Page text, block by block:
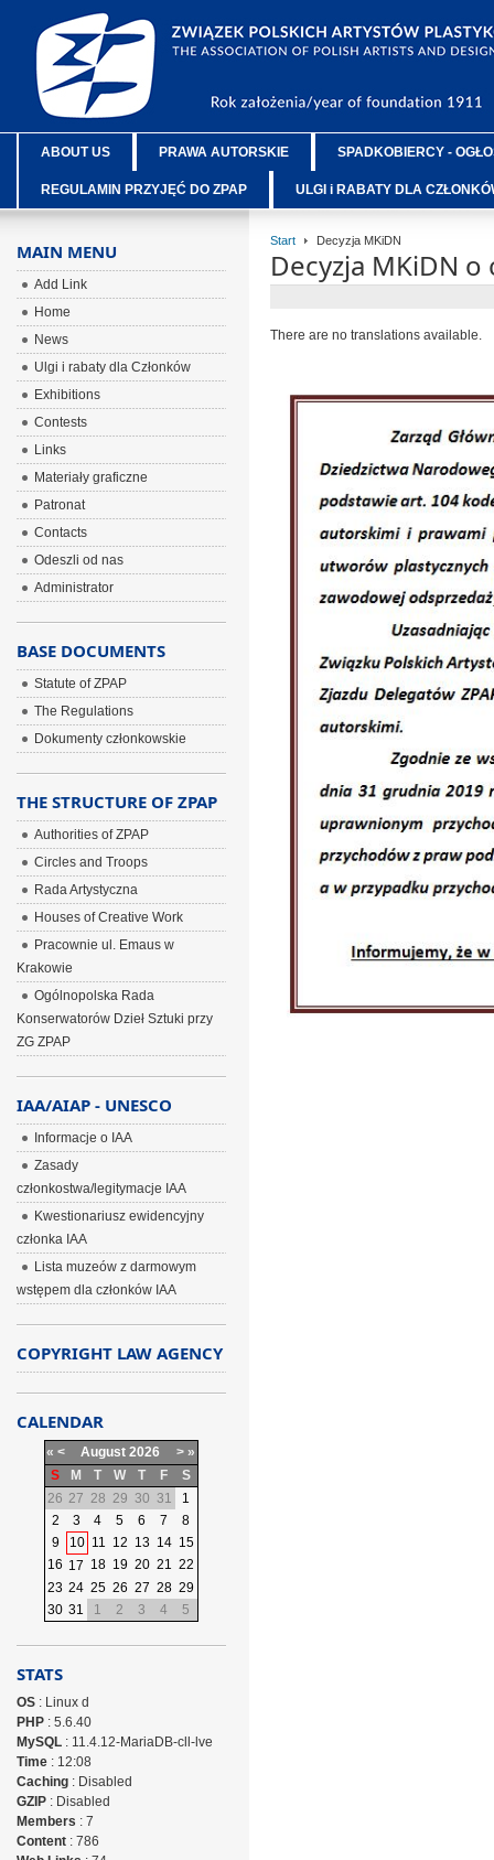
ABOUT US PRAWA AUTORSKIE SPADKOBIERCY -
REGULAMIN PRZYJĘĆ DO ZPAP ULGI i RABATY DLA
Start Decyzja MKiDN
Decyzja MKiDN
There are no translations available.
MAIN MENU
Add Link
Home
News
Ulgi i rabaty dla Członków
Exhibitions
Contests
Links
Materiały graficzne
Patronat
Contacts
Odeszli od nas
Administrator
BASE DOCUMENTS
Statute of ZPAP
The Regulations
Dokumenty członkowskie
THE STRUCTURE OF ZPAP
Authorities of ZPAP
Circles and Troops
Rada Artystyczna
Houses of Creative Work
Pracownie ul. Emaus w
Krakowie
Ogólnopolska Rada
Konserwatorów Dzieł Sztuki przy
ZG ZPAP
IAA/AIAP - UNESCO
Informacje o IAA
Zasady
członkostwa/legitymacje IAA
Kwestionariusz ewidencyjny
członka IAA
Lista muzeów z darmowym
wstępem dla członków IAA
COPYRIGHT LAW AGENCY
CALENDAR
« < August 2026 > »
S
M T W T F
S
26 27 28 29 30 31
1
2
3 4 5 6 7
8
9
10 11 12 13 14 15
16 17 18 19 20 21 22
23 24 25 26 27 28 29
30 31 1 2 3 4 5
STATS
OS: Linux d
PHP: 5.6.40
MySQL: 11.4.12-MariaDB-cll-lve
Time: 12:08
Caching: Disabled
GZIP: Disabled
Members : 7
Content: 786